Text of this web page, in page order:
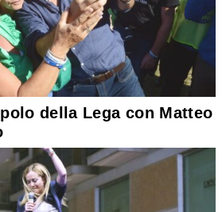
della Lega con Matteo